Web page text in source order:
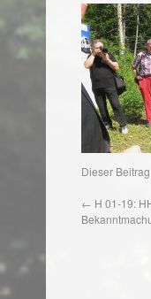
Dieser
← H 01-19: